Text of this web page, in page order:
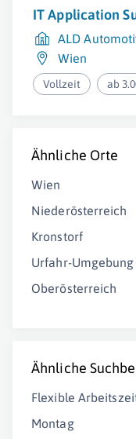
IT Application
ALD
Wien
Vollzeit ab
Ähnliche Orte
Wien
Niederösterreich
Kronstorf
Urfahr-Umgebung
Oberösterreich
Ähnliche
Flexible
Montag